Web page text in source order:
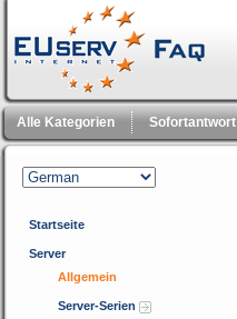
Alle Kategorien Sofortantwort
Startseite
Server
Allgemein
Server-Serien